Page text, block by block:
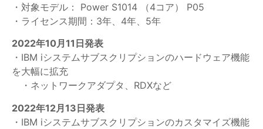
・対象モデル： Power S1014 （4コア） P05
・ライセンス期間：3年、4年、5年
2022年10月11日発表
・IBM iシステムサブスクリプションのハードウェア機能
を大幅に拡充
・ネットワークアダプタ、RDXなど
2022年12月13日発表
・IBM iシステムサブスクリプションのカスタマイズ機能